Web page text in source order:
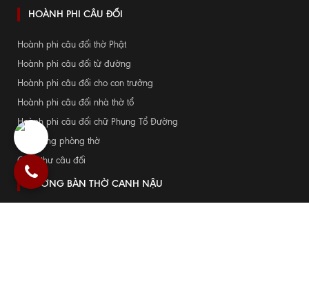
HOÀNH PHI CÂU ĐỐI
Hoành phi câu đối thờ Phật
Hoành phi câu đối từ đường
Hoành phi câu đối cho con trưởng
Hoành phi câu đối nhà thờ tổ
Hoành phi câu đối chữ Phụng Tổ Đường
Cửa võng phòng thờ
Cuốn thư câu đối
XƯỞNG BÀN THỜ CANH NẬU